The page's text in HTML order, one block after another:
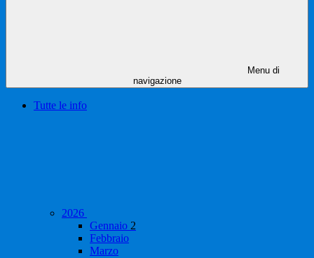
Menu di
navigazione
Tutte le info
2026
Gennaio 2
Febbraio
Marzo